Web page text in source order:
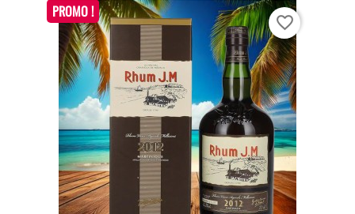
PROMO !
favorite_border